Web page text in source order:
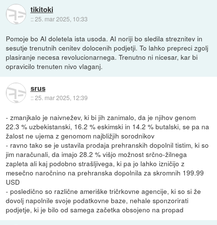
tikitoki
::25. mar 2025, 10:33
Pomoje bo AI doletela ista usoda. AI noriji bo sledila streznitev in
sesutje trenutnih cenitev dolocenih podjetji. To lahko prepreci zgolj
plasiranje necesa revolucionarnega. Trenutno ni nicesar, kar bi
opravicilo trenuten nivo vlaganj.
srus
::25. mar 2025, 12:39
- zmanjkalo je naivnežev, ki bi jih zanimalo, da je njihov genom
22.3 % uzbekistanski, 16.2 % eskimski in 14.2 % butalski, se pa na
žalost ne ujema z genomom najbližjih sorodnikov
- ravno tako se je ustavila prodaja prehranskih dopolnil tistim, ki so
jim naračunali, da imajo 28.2 % višjo možnost srčno-žilnega
zapleta ali kaj podobno strašljivega, ki pa jo lahko izničijo z
mesečno naročnino na prehranska dopolnila za skromnih 199.99
USD
- posledično so različne ameriške tričrkovne agencije, ki so si že
dovolj napolnile svoje podatkovne baze, nehale sponzorirati
podjetje, ki je bilo od samega začetka obsojeno na propad